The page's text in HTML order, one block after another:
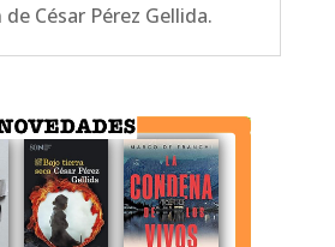
César Pérez Gellida.